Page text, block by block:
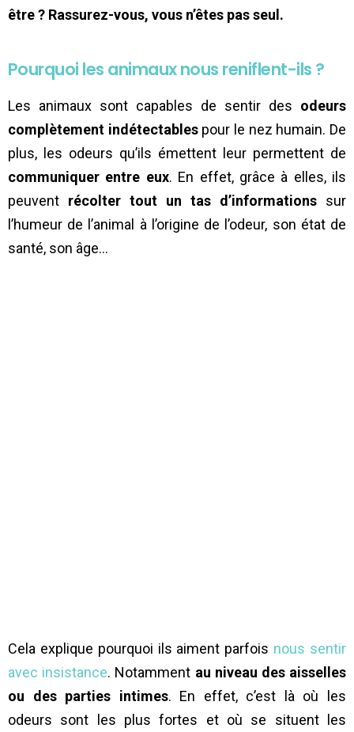
être ? Rassurez-vous, vous n’êtes pas seul.
Pourquoi les animaux nous reniflent-ils ?
Les animaux sont capables de sentir des odeurs
complètement indétectablespour le nez humain. De
plus, les odeurs qu’ils émettent leur permettent de
communiquer entre eux. En effet, grâce à elles, ils
peuvent récolter tout un tas d’informations sur
l’humeur de l’animal à l’origine de l’odeur, son état de
santé, son âge…
Cela explique pourquoi ils aiment parfois nous sentir
avec insistance. Notamment au niveau des aisselles
ou des parties intimes. En effet, c’est là où les
odeurs sont les plus fortes et où se situent les